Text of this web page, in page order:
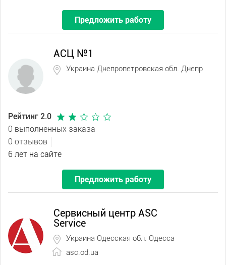
Предложить работу
АСЦ №1
Украина Днепропетровская обл. Днепр
Рейтинг 2.0
0 выполненных заказа
0 отзывов
6 лет на сайте
Предложить работу
Сервисный центр ASC
Service
Украина Одесская обл. Одесса
asc.od.ua